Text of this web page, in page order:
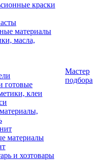
краски
материалы
масла,
готовые
клеи
материалы
и хозтовары
Мастер
подбора